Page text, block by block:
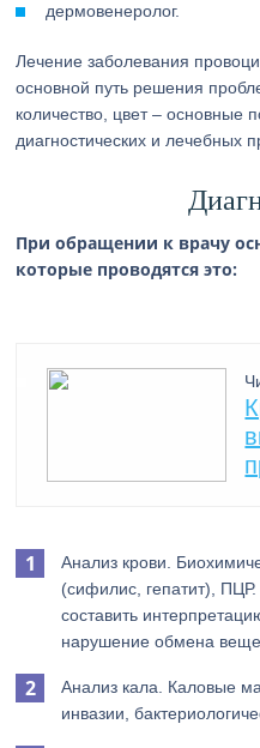
дермовенеролог.
Лечение заболевания
основной путь решения
количество, цвет – основные
диагностических и лечебных
При обращении к врачу
которые проводятся это:
Анализ крови.
(сифилис, гепатит),
составить
нарушение обмена
Анализ кала. Каловые
инвазии,